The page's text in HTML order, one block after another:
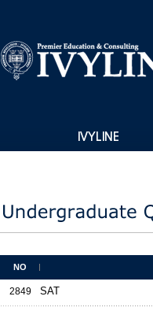
IVYLINE
NO
2849 SAT